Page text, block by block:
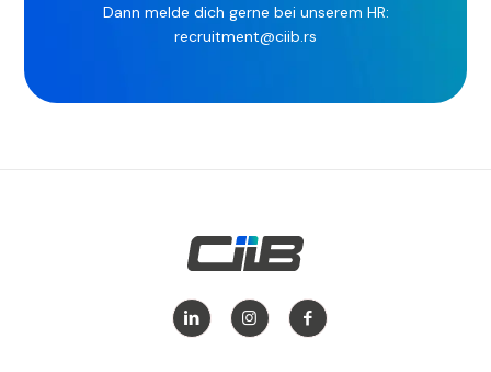
Dann melde dich gerne bei unserem HR:
recruitment@ciib.rs